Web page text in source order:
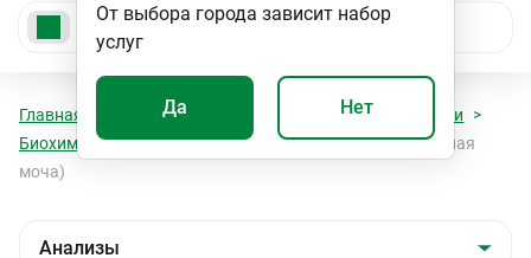
От выбора города зависит набор
услуг
Да Нет
Главная Анализы
Исследования мочи
Биохимическое исследование мочи
Кальций (суточная
моча)